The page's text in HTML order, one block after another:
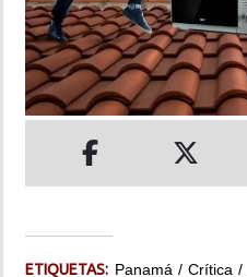
MULTIMEDIA
IMPRESO
ETIQUETAS: Panamá Crítica